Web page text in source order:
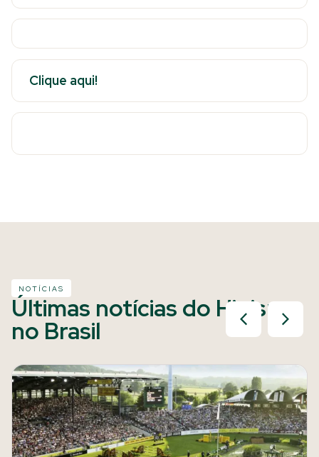
Clique aqui!
NOTÍCIAS
Últimas notícias do Hipismo
no Brasil